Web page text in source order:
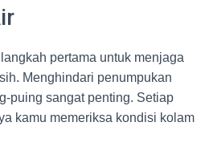
pertama untuk menjaga
Menghindari penumpukan
puing sangat penting. Setiap
kamu memeriksa kondisi kolam